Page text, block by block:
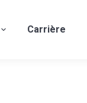
Carrière